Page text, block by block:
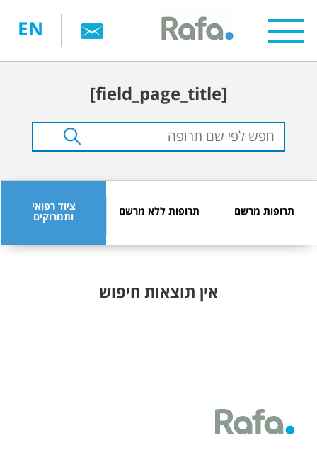
לתוכן
EN
[field_page_title]
תרופות מרשם תרופות ללא מרשם
ציוד רפואי
ותמרוקים
אין תוצאות חיפוש